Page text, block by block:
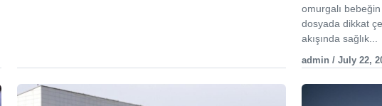
omurgalı bebeğin
dosyada dikkat
akışında sağlık...
admin / July 22,